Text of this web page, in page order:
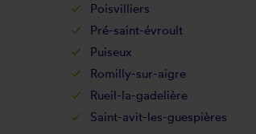
Poisvilliers
Pré-saint-évroult
Puiseux
Romilly-sur-aigre
Rueil-la-gadelière
Saint-avit-les-guespières